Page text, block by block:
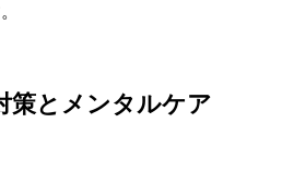
策とメンタルケア